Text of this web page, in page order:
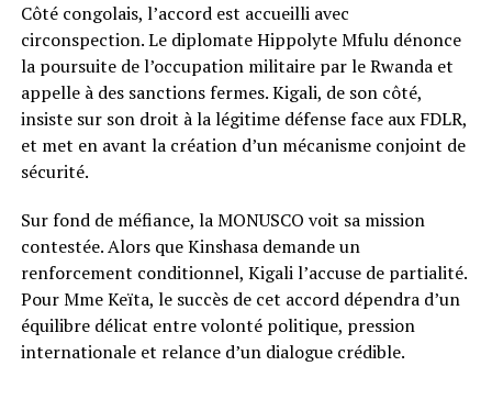
Côté congolais, l’accord est accueilli avec
circonspection. Le diplomate Hippolyte Mfulu dénonce
la poursuite de l’occupation militaire par le Rwanda et
appelle à des sanctions fermes. Kigali, de son côté,
insiste sur son droit à la légitime défense face aux FDLR,
et met en avant la création d’un mécanisme conjoint de
sécurité.
Sur fond de méfiance, la MONUSCO voit sa mission
contestée. Alors que Kinshasa demande un
renforcement conditionnel, Kigali l’accuse de partialité.
Pour Mme Keïta, le succès de cet accord dépendra d’un
équilibre délicat entre volonté politique, pression
internationale et relance d’un dialogue crédible.